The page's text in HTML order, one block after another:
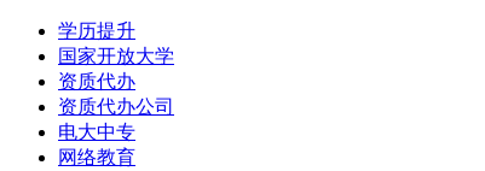
学历提升
国家开放大学
资质代办
资质代办公司
电大中专
网络教育